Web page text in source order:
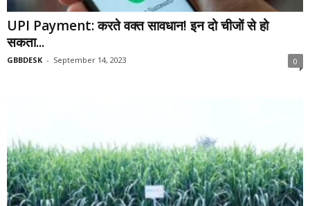
UPI Payment: करते वक्त सावधान! इन दो चीजों से हो
सकता...
GBBDESK - September 14, 2023 0